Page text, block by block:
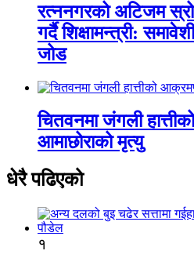
रत्ननगरको अटिजम
गर्दै शिक्षामन्त्री:
जोड
चितवनमा जंगली
आमाछोराको मृत्यु
धेरै पढिएको
१